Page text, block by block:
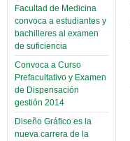
Facultad de Medicina
convoca a estudiantes y
bachilleres al examen
de suficiencia
Convoca a Curso
Prefacultativo y Examen
de Dispensación
gestión 2014
Diseño Gráfico es la
nueva carrera de la